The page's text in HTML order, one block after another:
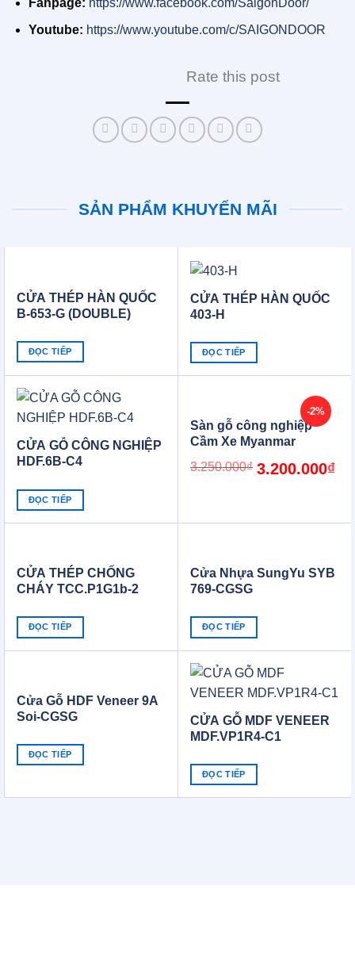
Youtube: https://www.youtube.com/c/SAIGONDOOR
Rate this post
SẢN PHẨM KHUYẾN MÃI
CỬA THÉP HÀN QUỐC
B-653-G (DOUBLE)
ĐỌC TIẾP
CỬA THÉP HÀN QUỐC
403-H
ĐỌC TIẾP
CỬA GỖ CÔNG NGHIỆP
HDF.6B-C4
ĐỌC TIẾP
-2%
Sàn gỗ công nghiệp
Cầm Xe Myanmar
3.250.000₫ Original
price
3.200.000₫
CỬA THÉP CHỐNG
CHÁY TCC.P1G1b-2
ĐỌC TIẾP
Cửa Nhựa SungYu SYB
769-CGSG
ĐỌC TIẾP
Cửa Gỗ HDF Veneer 9A
Soi-CGSG
ĐỌC TIẾP
CỬA GỖ MDF VENEER
MDF.VP1R4-C1
ĐỌC TIẾP